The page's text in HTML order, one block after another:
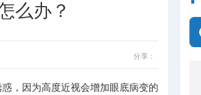
么办？
分享：
，因为高度近视会增加眼底病变的